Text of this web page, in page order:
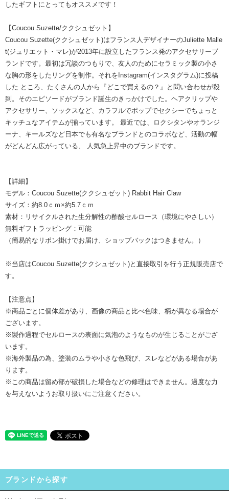
したギフトにとってもオススメです！
【Coucou Suzette/ククシュゼット】
Coucou Suzette(ククシュゼット)はフランス人デザイナーのJuliette Malle
t(ジュリエット・マレ)が2013年に設立したフランス発のアクセサリーブ
ランドです。最初は冗談のつもりで、友人のためにセラミック製の小さ
な胸の形をしたリングを制作。それをInstagram(インスタグラム)に投稿
した ところ、たくさんの人から『どこで買えるの？』と問い合わせが殺
到。そのエピソードがブランド誕生のきっかけでした。ヘアクリップや
アクセサリー、ソックスなど、カラフルでポップでセクシーでちょっと
キッチュなアイテムが揃っています。 最近では、ロクシタンやオランジ
ーナ、キールズなど日本でも有名なブランドとのコラボなど、活動の幅
がどんどん広がっている、 人気急上昇中のブランドです。
【詳細】
モデル：Coucou Suzette(ククシュゼット) Rabbit Hair Claw
サイズ：約8.0ｃｍ×約5.7ｃｍ
素材：リサイクルされた生分解性の酢酸セルロース（環境にやさしい）
無料ギフトラッピング：可能
（簡易的なリボン掛けでお届け、ショップバックはつきません。）
※当店はCoucou Suzette(ククシュゼット)と直接取引を行う正規販売店で
す。
【注意点】
※商品ごとに個体差があり、画像の商品と比べ色味、柄が異なる場合が
ございます。
※製作過程でセルロースの表面に気泡のようなものが生じることがござ
います。
※海外製品の為、塗装のムラや小さな色飛び、スレなどがある場合があ
ります。
※この商品は留め部が破損した場合などの修理はできません。過度な力
を与えないようお取り扱いにご注意ください。
ブランドから探す